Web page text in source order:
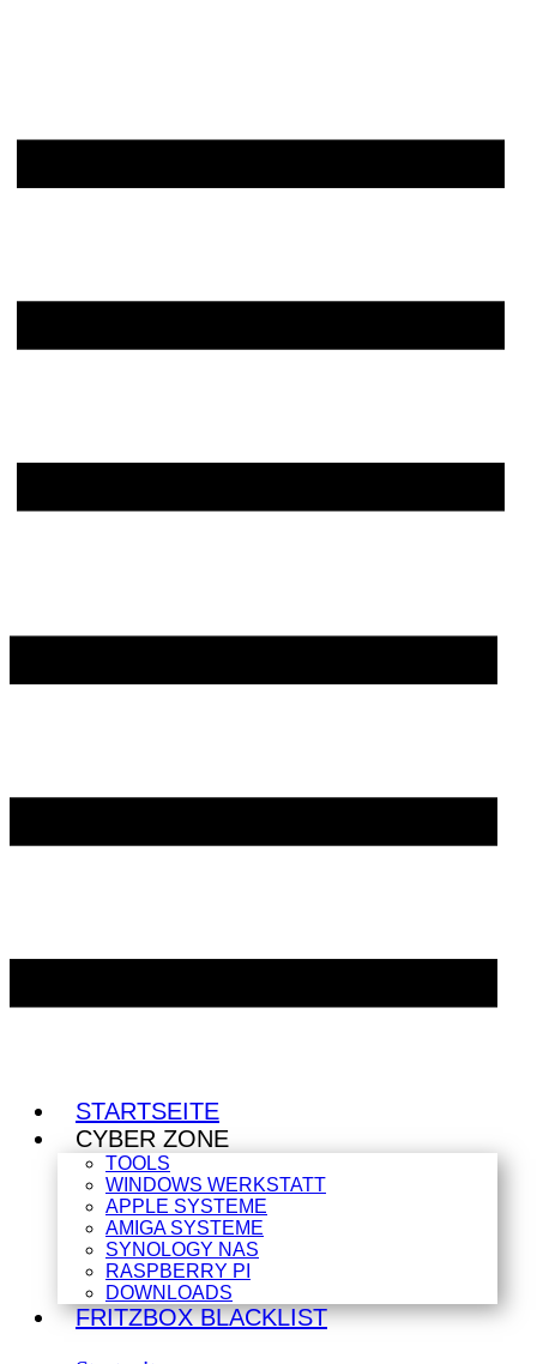
STARTSEITE
CYBER ZONE
TOOLS
WINDOWS WERKSTATT
APPLE SYSTEME
AMIGA SYSTEME
SYNOLOGY NAS
RASPBERRY PI
DOWNLOADS
FRITZBOX BLACKLIST